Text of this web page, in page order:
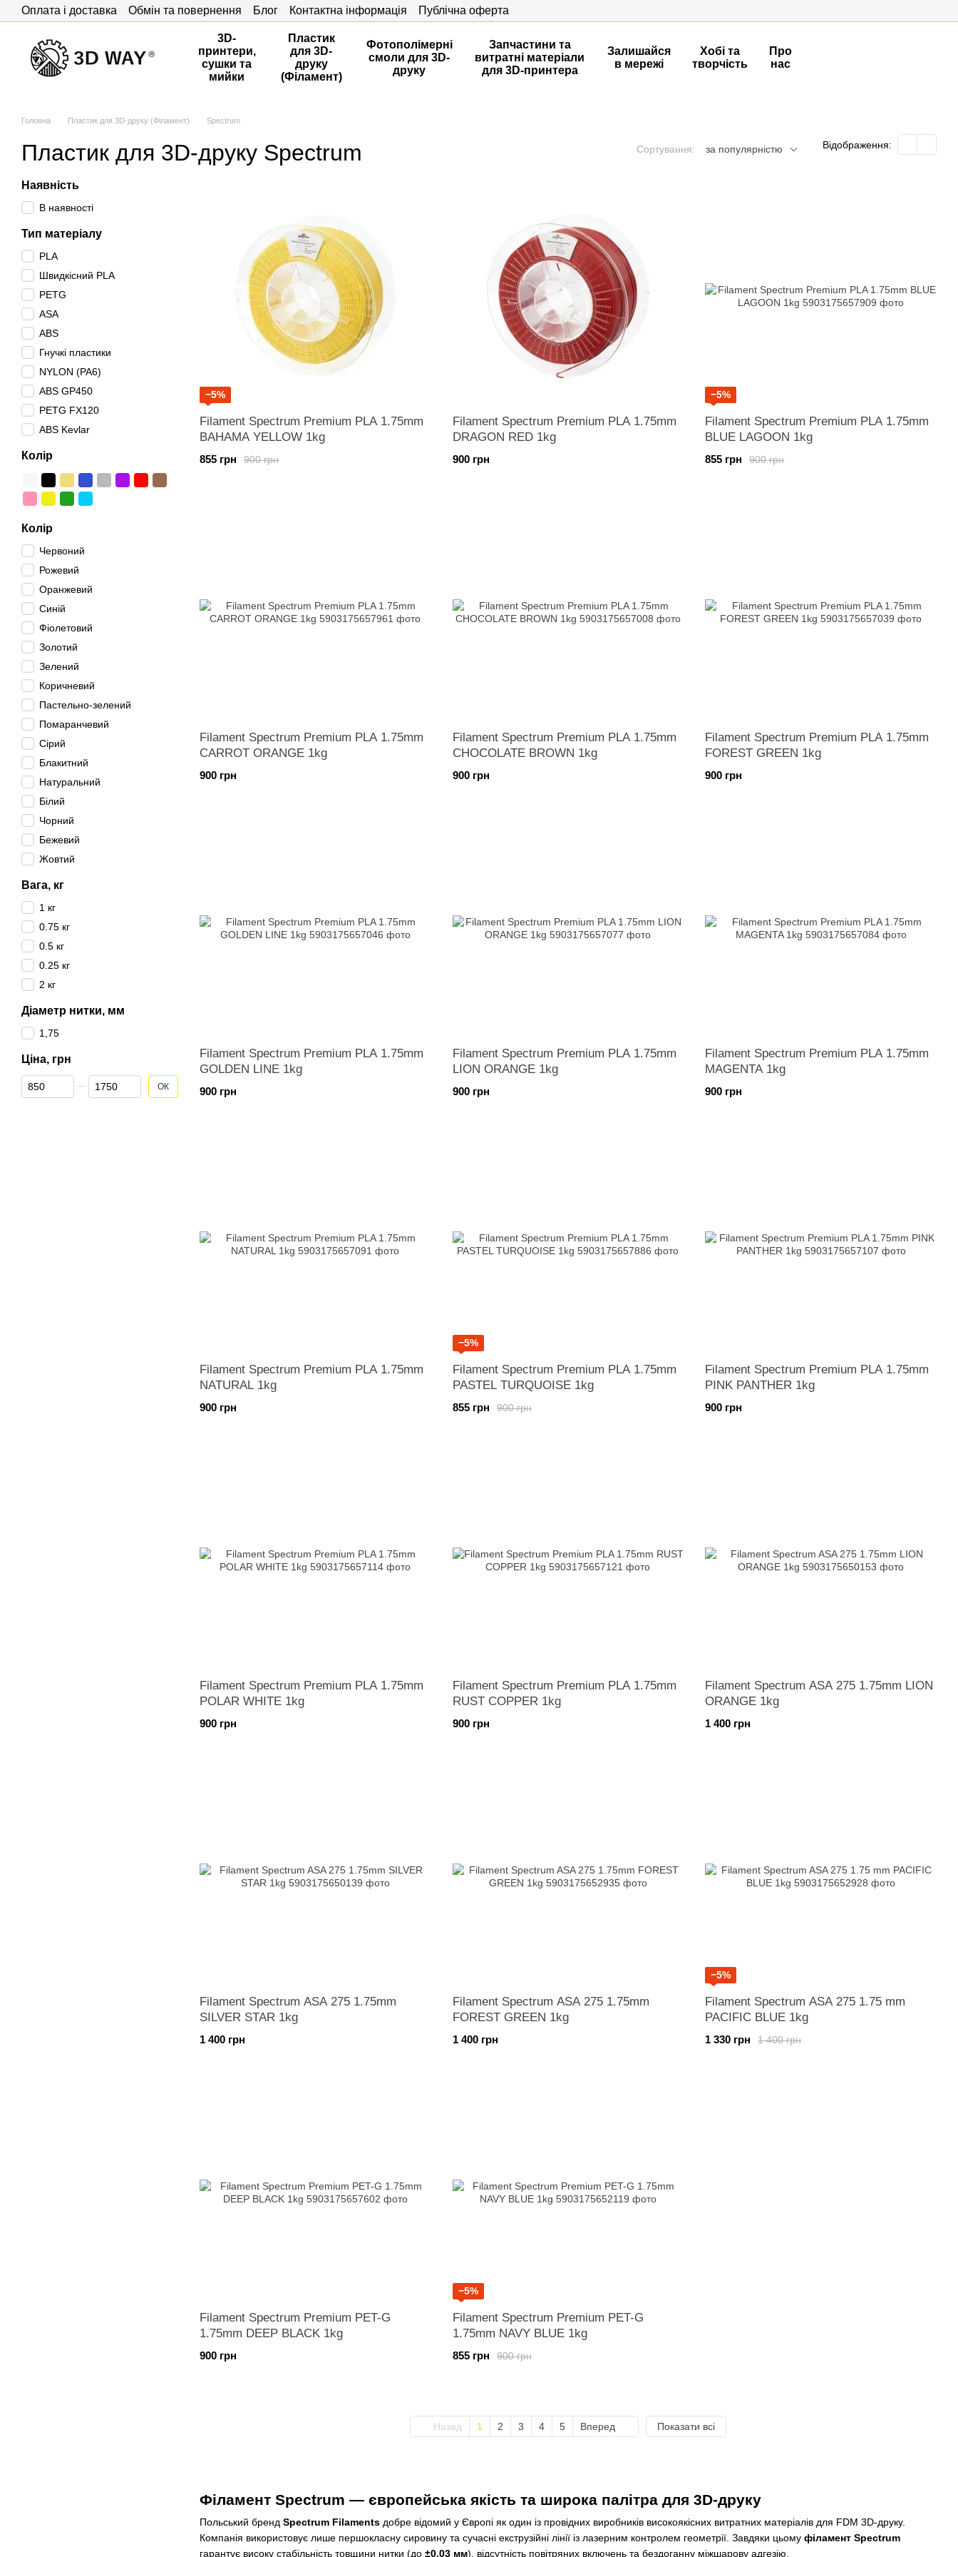
Перейти до основного контенту
Оплата і доставка Обмін та повернення Блог Контактна інформація Публічна оферта
3D-
принтери,
сушки та
мийки
Пластик
для 3D-
друку
(Філамент)
Фотополімерні
смоли для 3D-
друку
Запчастини та
витратні матеріали
для 3D-принтера
Залишайся
в мережі
Хобі та
творчість
Про
нас
Головна Пластик для 3D-друку (Філамент) Spectrum
Пластик для 3D-друку Spectrum Сортування: за популярністю Відображення:
Філамент Spectrum — європейська якість та широка палітра для 3D-друку
Польський бренд Spectrum Filaments добре відомий у Європі як один із провідних виробників високоякісних витратних матеріалів для FDM 3D-друку.
Компанія використовує лише першокласну сировину та сучасні екструзійні лінії із лазерним контролем геометрії. Завдяки цьому філамент Spectrum
гарантує високу стабільність товщини нитки (до ±0.03 мм), відсутність повітряних включень та бездоганну міжшарову адгезію.
−5%
Filament Spectrum Premium PLA 1.75mm
BAHAMA YELLOW 1kg
900 грн
855 грн
Filament Spectrum Premium PLA 1.75mm
DRAGON RED 1kg
900 грн
−5%
Filament Spectrum Premium PLA 1.75mm
BLUE LAGOON 1kg
900 грн
855 грн
Filament Spectrum Premium PLA 1.75mm
CARROT ORANGE 1kg
900 грн
Filament Spectrum Premium PLA 1.75mm
CHOCOLATE BROWN 1kg
900 грн
Filament Spectrum Premium PLA 1.75mm
FOREST GREEN 1kg
900 грн
Filament Spectrum Premium PLA 1.75mm
GOLDEN LINE 1kg
900 грн
Filament Spectrum Premium PLA 1.75mm
LION ORANGE 1kg
900 грн
Filament Spectrum Premium PLA 1.75mm
MAGENTA 1kg
900 грн
Filament Spectrum Premium PLA 1.75mm
NATURAL 1kg
900 грн
−5%
Filament Spectrum Premium PLA 1.75mm
PASTEL TURQUOISE 1kg
900 грн
855 грн
Filament Spectrum Premium PLA 1.75mm
PINK PANTHER 1kg
900 грн
Filament Spectrum Premium PLA 1.75mm
POLAR WHITE 1kg
900 грн
Filament Spectrum Premium PLA 1.75mm
RUST COPPER 1kg
900 грн
Filament Spectrum ASA 275 1.75mm LION
ORANGE 1kg
1 400 грн
Filament Spectrum ASA 275 1.75mm
SILVER STAR 1kg
1 400 грн
Filament Spectrum ASA 275 1.75mm
FOREST GREEN 1kg
1 400 грн
−5%
Filament Spectrum ASA 275 1.75 mm
PACIFIC BLUE 1kg
1 400 грн
1 330 грн
Filament Spectrum Premium PET-G
1.75mm DEEP BLACK 1kg
900 грн
−5%
Filament Spectrum Premium PET-G
1.75mm NAVY BLUE 1kg
900 грн
855 грн
Назад 1 2 3 4 5 Вперед Показати всі
Наявність
В наявності
Тип матеріалу
PLA
Швидкісний PLA
PETG
ASA
ABS
Гнучкі пластики
NYLON (PA6)
ABS GP450
PETG FX120
ABS Kevlar
Колір
Колір
Червоний
Рожевий
Оранжевий
Синій
Фіолетовий
Золотий
Зелений
Коричневий
Пастельно-зелений
Помаранчевий
Сірий
Блакитний
Натуральний
Білий
Чорний
Бежевий
Жовтий
Вага, кг
1 кг
0.75 кг
0.5 кг
0.25 кг
2 кг
Діаметр нитки, мм
1,75
Ціна, грн
Від Ціна, грн
До Ціна, грн ОК